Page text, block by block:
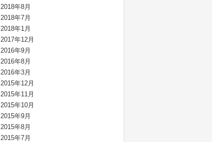
2018年8月
2018年7月
2018年1月
2017年12月
2016年9月
2016年8月
2016年3月
2015年12月
2015年11月
2015年10月
2015年9月
2015年8月
2015年7月